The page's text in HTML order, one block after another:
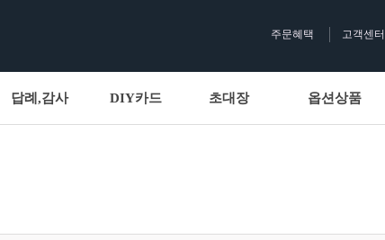
주문혜택 고객센터
답례,감사 DIY카드 초대장 옵션상품